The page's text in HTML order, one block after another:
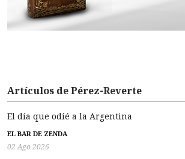
Artículos de Pérez-Reverte
El día que odié a la Argentina
EL BAR DE ZENDA
02 Ago 2026